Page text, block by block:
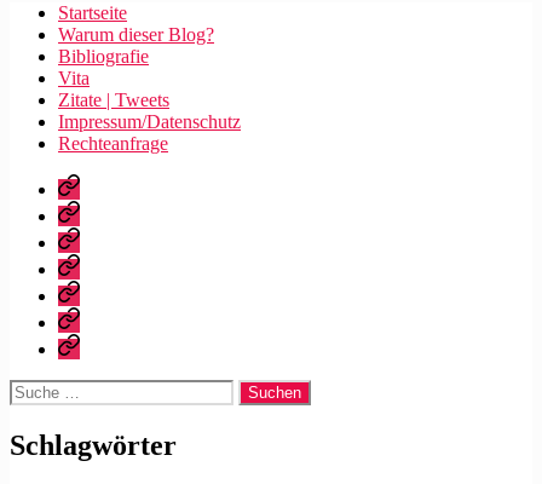
Startseite
Warum dieser Blog?
Bibliografie
Vita
Zitate | Tweets
Impressum/Datenschutz
Rechteanfrage
Startseite
Warum
dieser
Blog?
Bibliografie
Vita
Zitate
|
Tweets
Impressum/Datenschutz
Rechteanfrage
Suche
nach:
Schlagwörter